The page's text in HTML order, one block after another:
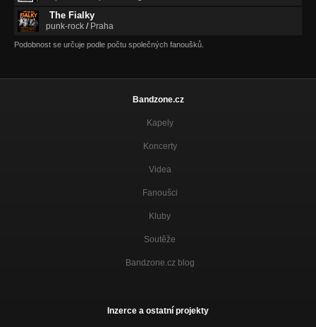
The Fialky
punk-rock / Praha
Podobnost se určuje podle počtu společných fanoušků.
Bandzone.cz
Kapely
Koncerty
Videa
Fanoušci
Kluby
Soutěže
Bandzone.cz blog
Inzerce a ostatní projekty